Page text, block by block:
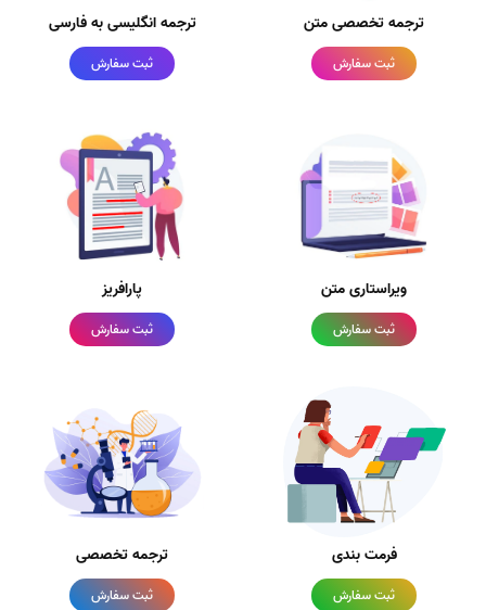
ترجمه تخصصی متن
ثبت سفارش
ترجمه انگلیسی به فارسی
ثبت سفارش
ویراستاری متن
ثبت سفارش
پارافریز
ثبت سفارش
فرمت بندی
ثبت سفارش
ترجمه تخصصی
ثبت سفارش